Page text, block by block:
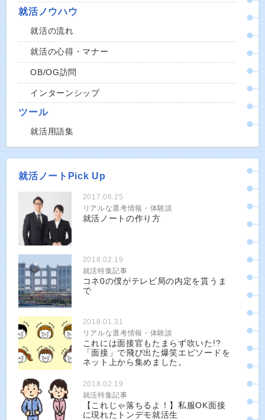
就活ノウハウ
就活の流れ
就活の心得・マナー
OB/OG訪問
インターンシップ
ツール
就活用語集
就活ノートPick Up
2017.06.25
リアルな選考情報・体験談
就活ノートの作り方
2018.02.19
就活特集記事
コネ0の僕がテレビ局の内定を貰うま
で
2018.01.31
リアルな選考情報・体験談
これには面接官もたまらず吹いた!?
「面接」で飛び出た爆笑エピソードを
ネット上から集めました。
2018.02.19
就活特集記事
【これじゃ落ちるよ！】私服OK面接
に現れたトンデモ就活生